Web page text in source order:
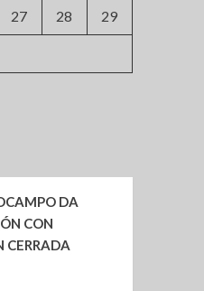
27 28 29
DA
CON
CERRADA